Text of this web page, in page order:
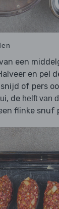
een
en pel
of pers
ui, de helft van
flinke snuf